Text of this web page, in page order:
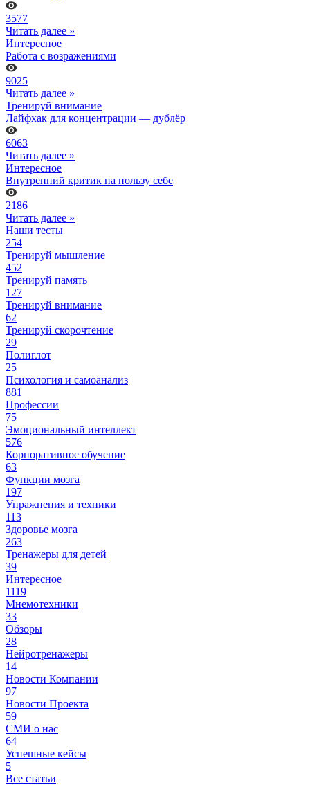
3577
Читать далее »
Интересное
Работа с возражениями
9025
Читать далее »
Тренируй внимание
Лайфхак для концентрации — дублёр
6063
Читать далее »
Интересное
Внутренний критик на пользу себе
2186
Читать далее »
Наши тесты
254
Тренируй мышление
452
Тренируй память
127
Тренируй внимание
62
Тренируй скорочтение
29
Полиглот
25
Психология и самоанализ
881
Профессии
75
Эмоциональный интеллект
576
Корпоративное обучение
63
Функции мозга
197
Упражнения и техники
113
Здоровье мозга
263
Тренажеры для детей
39
Интересное
1119
Мнемотехники
33
Обзоры
28
Нейротренажеры
14
Новости Компании
97
Новости Проекта
59
СМИ о нас
64
Успешные кейсы
5
Все статьи